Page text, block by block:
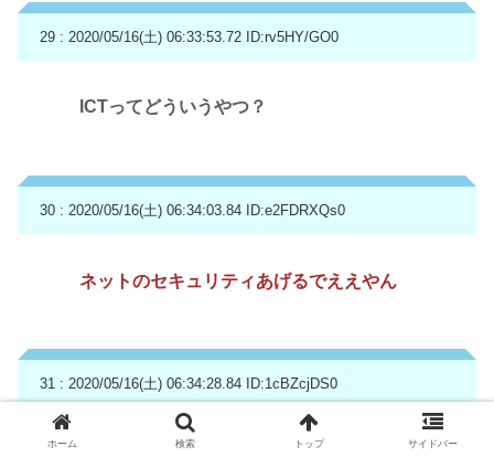
29 : 2020/05/16(土) 06:33:53.72 ID:rv5HY/GO0
ICTってどういうやつ？
30 : 2020/05/16(土) 06:34:03.84 ID:e2FDRXQs0
ネットのセキュリティあげるでええやん
31 : 2020/05/16(土) 06:34:28.84 ID:1cBZcjDS0
ホーム 検索 トップ サイドバー